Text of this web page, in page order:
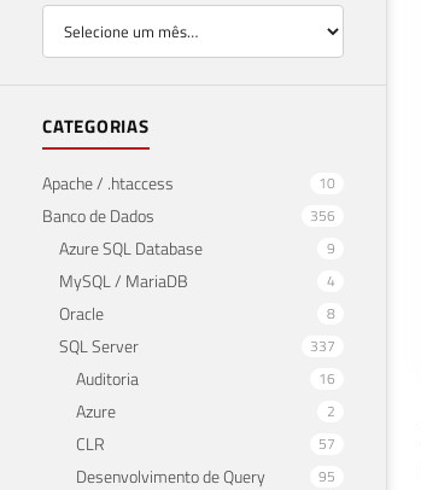
CATEGORIAS
Apache / .htaccess 10
Banco de Dados 356
Azure SQL Database 9
MySQL / MariaDB 4
Oracle 8
SQL Server 337
Auditoria 16
Azure 2
CLR 57
Desenvolvimento de Query 95